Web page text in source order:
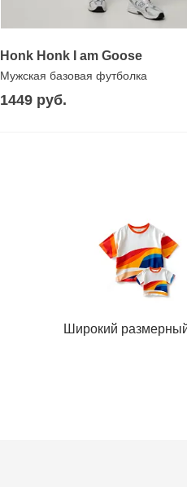
Honk Honk I am Goose
Мужская базовая футболка
1449 руб.
Широкий